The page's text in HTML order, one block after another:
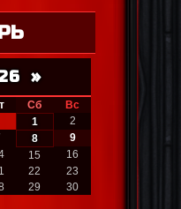
»
Сб
Вс
1
2
8
9
15
16
22
23
29
30